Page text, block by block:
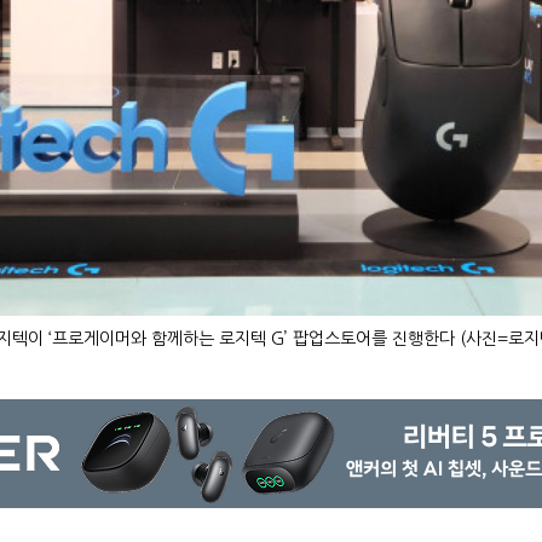
텍이 ‘프로게이머와 함께하는 로지텍 G’ 팝업스토어를 진행한다 (사진=로